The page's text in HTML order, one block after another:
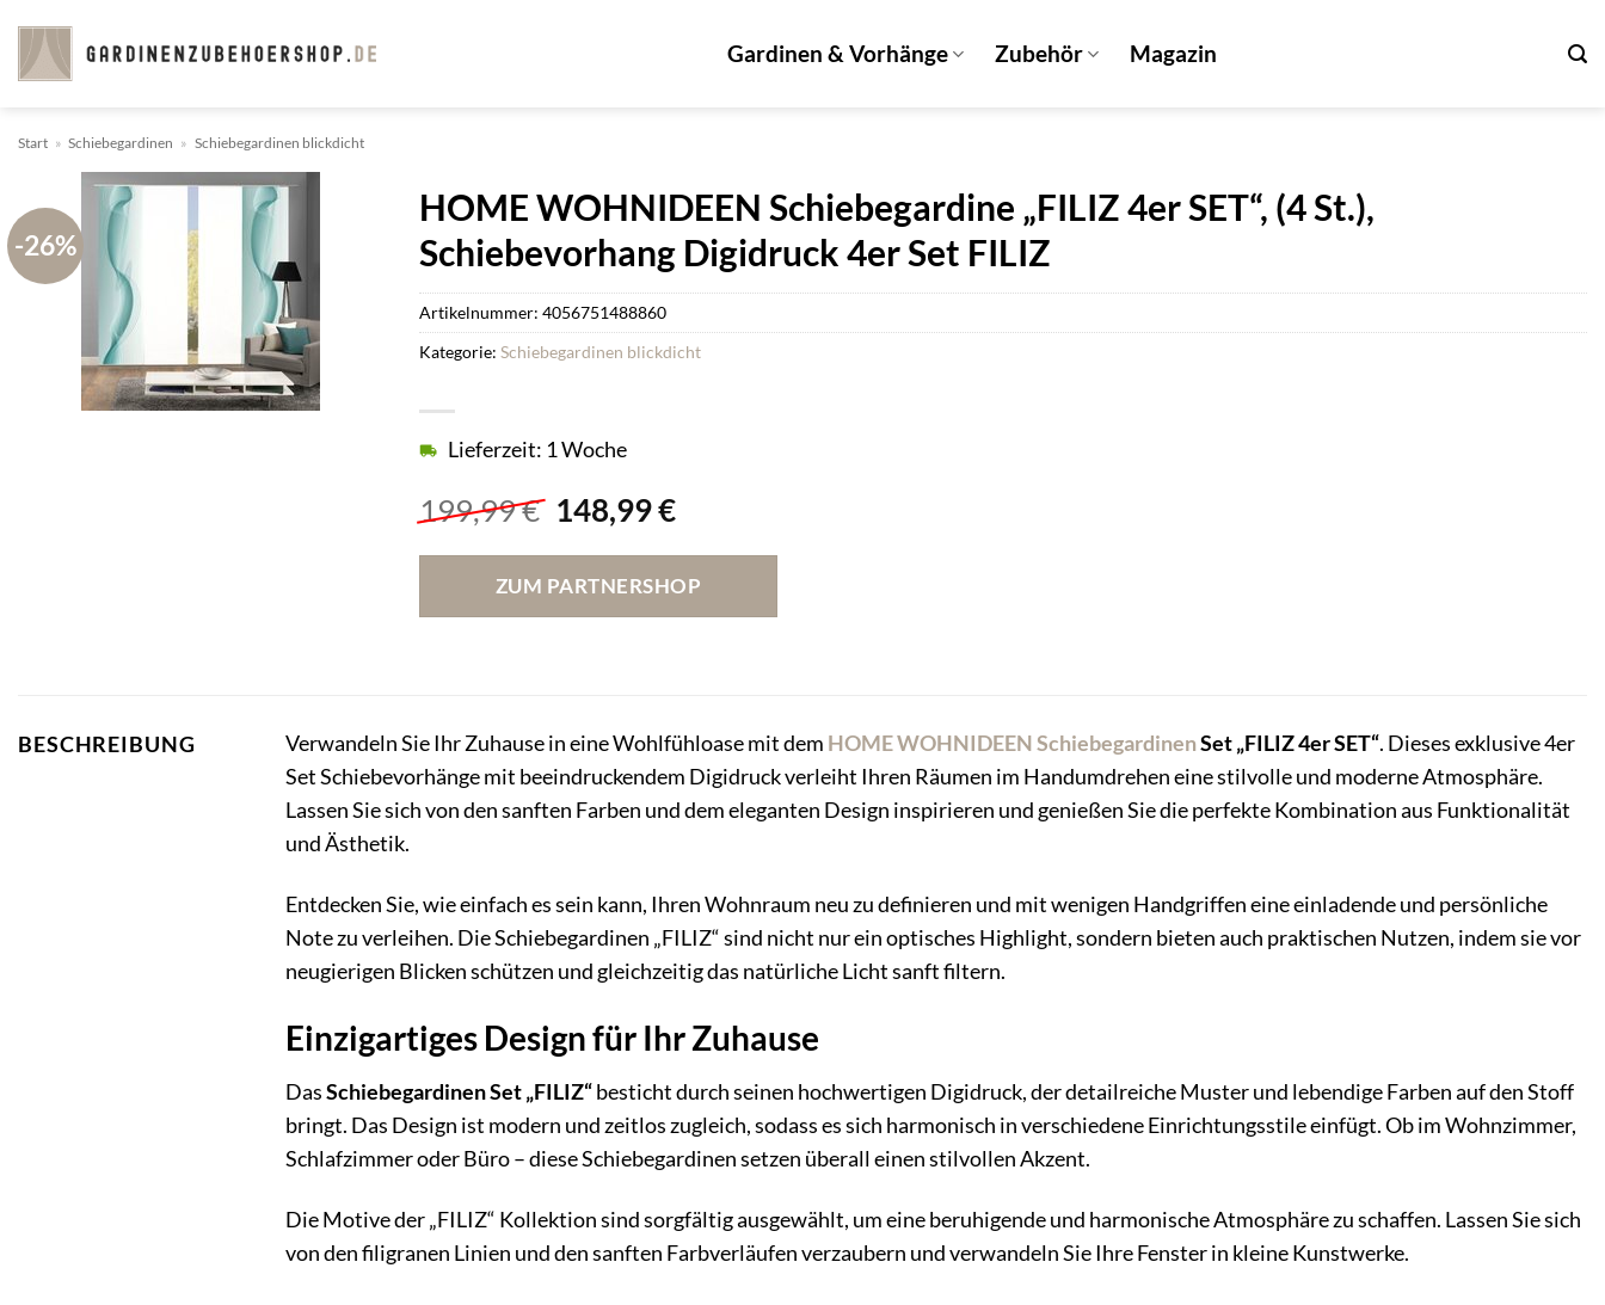
Inhalt
springen
Gardinen & Vorhänge Zubehör Magazin
Start » Schiebegardinen » Schiebegardinen blickdicht
-26%
HOME WOHNIDEEN Schiebegardine „FILIZ 4er SET“, (4 St.),
Schiebevorhang Digidruck 4er Set FILIZ
199,99€ Ursprünglicher
Preis
war:
199,99 €
148,99€Aktueller
ist:
148,99 €.
Lieferzeit: 1 Woche
ZUM PARTNERSHOP
Artikelnummer: 4056751488860
Kategorie: Schiebegardinen blickdicht
BESCHREIBUNG Verwandeln Sie Ihr Zuhause in eine Wohlfühloase mit dem HOME WOHNIDEENSchiebegardinenSet „FILIZ 4er SET“. Dieses exklusive 4er
Set Schiebevorhänge mit beeindruckendem Digidruck verleiht Ihren Räumen im Handumdrehen eine stilvolle und moderne Atmosphäre.
Lassen Sie sich von den sanften Farben und dem eleganten Design inspirieren und genießen Sie die perfekte Kombination aus Funktionalität
und Ästhetik.
Entdecken Sie, wie einfach es sein kann, Ihren Wohnraum neu zu definieren und mit wenigen Handgriffen eine einladende und persönliche
Note zu verleihen. Die Schiebegardinen „FILIZ“ sind nicht nur ein optisches Highlight, sondern bieten auch praktischen Nutzen, indem sie vor
neugierigen Blicken schützen und gleichzeitig das natürliche Licht sanft filtern.
Einzigartiges Design für Ihr Zuhause
DasSchiebegardinen Set „FILIZ“besticht durch seinen hochwertigen Digidruck, der detailreiche Muster und lebendige Farben auf den Stoff
bringt. Das Design ist modern und zeitlos zugleich, sodass es sich harmonisch in verschiedene Einrichtungsstile einfügt. Ob im Wohnzimmer,
Schlafzimmer oder Büro – diese Schiebegardinen setzen überall einen stilvollen Akzent.
Die Motive der „FILIZ“ Kollektion sind sorgfältig ausgewählt, um eine beruhigende und harmonische Atmosphäre zu schaffen. Lassen Sie sich
von den filigranen Linien und den sanften Farbverläufen verzaubern und verwandeln Sie Ihre Fenster in kleine Kunstwerke.